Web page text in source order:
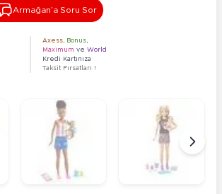
Armağan’a Soru Sor
Axess Bonus
Maximum ve World
Kredi Kartınıza
Taksit Fırsatları !